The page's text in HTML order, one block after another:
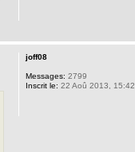
joff08
Messages: 2799
Inscrit le: 22 Aoû 2013, 15:42